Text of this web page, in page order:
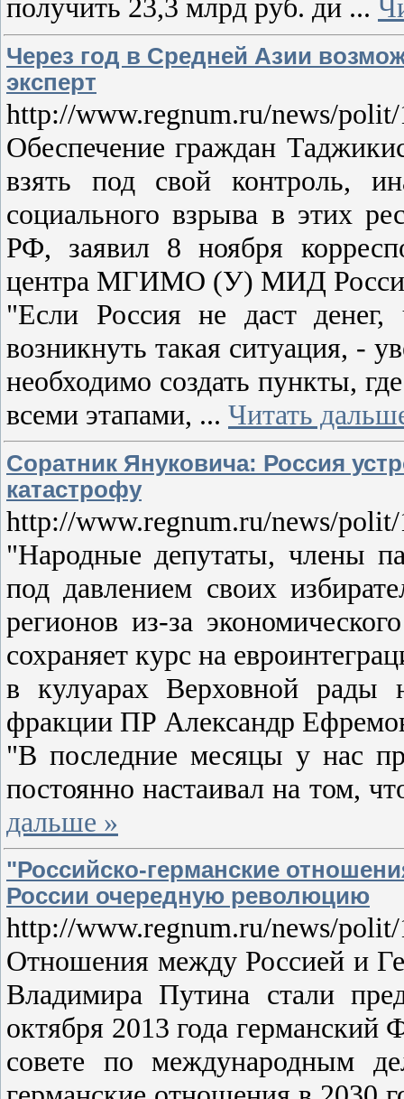
получить 23,3 млрд руб. ди ...
Через год в Средней Азии
эксперт
http://www.regnum.ru/news/
Обеспечение граждан
взять под свой контроль,
социального взрыва в этих
РФ, заявил 8 ноября
центра МГИМО (У) МИД
"Если Россия не даст
возникнуть такая ситуация, -
необходимо создать пункты,
всеми этапами, ... Читать
Соратник Януковича: Россия
катастрофу
http://www.regnum.ru/news/
"Народные депутаты, члены
под давлением своих
регионов из-за
сохраняет курс на
в кулуарах Верховной рады
фракции ПР Александр
"В последние месяцы у нас
постоянно настаивал на том,
дальше »
"Российско-германские
России очередную революцию
http://www.regnum.ru/news/
Отношения между Россией и
Владимира Путина стали
октября 2013 года
совете по международным